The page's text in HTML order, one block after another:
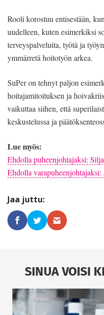
Rooli korostuu entisestään,
uudelleen, kuten esimerkiksi
terveyspalveluita, työtä ja
ymmärretä hoitotyön arkea.
SuPer on tehnyt paljon
hoitajamitoituksen ja
vaikuttaa siihen, että
keskustelussa ja
Lue myös:
Ehdolla puheenjohtajaksi:
Ehdolla varapuheenjohtajaksi:
SINUA VOISI